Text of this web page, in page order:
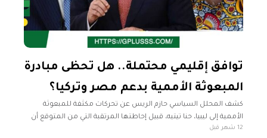
توافق إقليمي محتملة.. هل تحظى مبادرة
المبعوثة الأممية بدعم مصر وتركيا؟
كشف المحلل السياسي حازم الريس عن تحركات مكثفة للمبعوثة
الأممية إلى ليبيا، حنا تيتيه، قبيل إحاطتها المرتقبة التي من المتوقع أن
تطرح خلالها خارطة طريق سياسية جديدة. وأشار الريس، خلال
12 شهر قبل